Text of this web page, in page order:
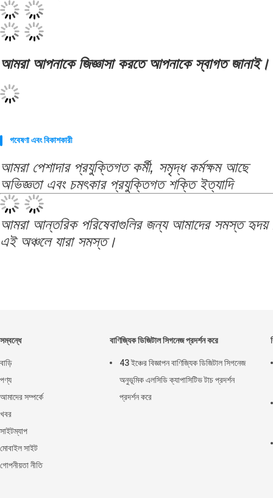
আমরা আপনাকে জিজ্ঞাসা করতে আপনাকে স্বাগত জানাই।
গবেষণা এবং বিকাশকারী
আমরা পেশাদার প্রযুক্তিগত কর্মী, সমৃদ্ধ কর্মক্ষম আছে
অভিজ্ঞতা এবং চমৎকার প্রযুক্তিগত শক্তি ইত্যাদি
আমরা আন্তরিক পরিষেবাগুলির জন্য আমাদের সমস্ত হৃদয়
এই অঞ্চলে যারা সমস্ত।
সম্বন্ধে
বাড়ি
পণ্য
আমাদের সম্পর্কে
খবর
সাইটম্যাপ
মোবাইল সাইট
গোপনীয়তা নীতি
বাণিজ্যিক ডিজিটাল সিগনেজ প্রদর্শন করে
43 ইঞ্চের বিজ্ঞাপন বাণিজ্যিক ডিজিটাল সিগনেজ
অনুভূমিক এলসিডি ক্যাপাসিটিভ টাচ প্রদর্শন
প্রদর্শন করে